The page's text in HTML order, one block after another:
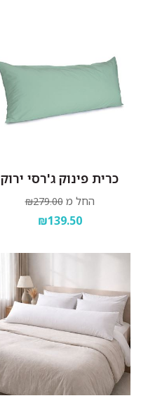
כרית פינוק ג'רסי ירוק
החל מ ₪279.00
₪139.50